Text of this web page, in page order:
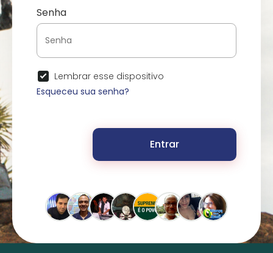
Senha
Lembrar esse dispositivo
Esqueceu sua senha?
Entrar